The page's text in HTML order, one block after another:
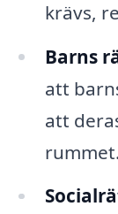
krävs,
Barns
att
att
rummet.